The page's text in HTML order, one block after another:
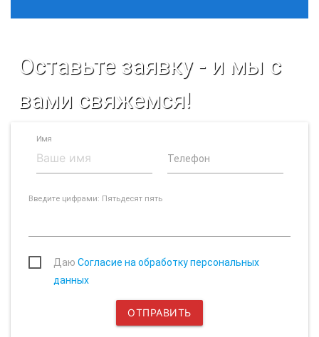
Оставьте заявку - и мы с
вами свяжемся!
Имя
Телефон
Введите цифрами: Пятьдесят пять
Даю Согласие на обработку персональных
данных